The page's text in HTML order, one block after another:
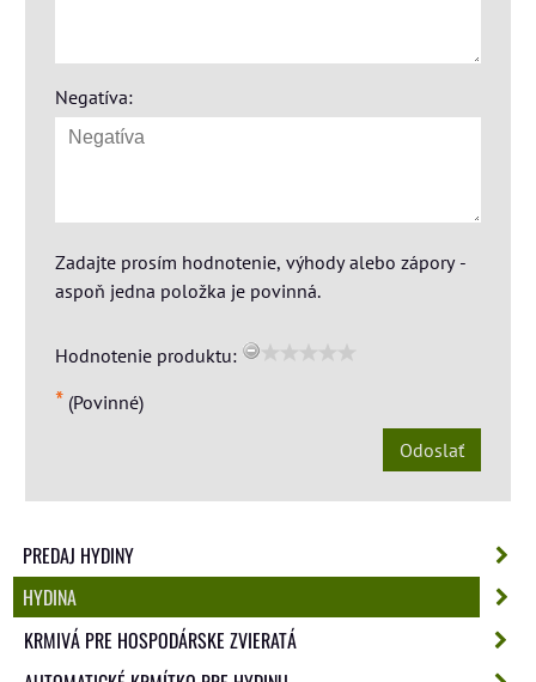
Negatíva:
Zadajte prosím hodnotenie, výhody alebo zápory -
aspoň jedna položka je povinná.
Hodnotenie produktu:
* (Povinné)
Odoslať
PREDAJ HYDINY
HYDINA
KRMIVÁ PRE HOSPODÁRSKE ZVIERATÁ